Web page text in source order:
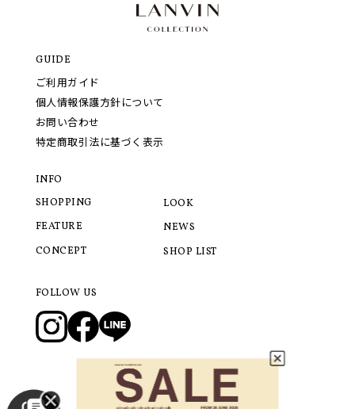
GUIDE
ご利用ガイド
個人情報保護方針について
お問い合わせ
特定商取引法に基づく表示
INFO
SHOPPING
FEATURE
CONCEPT
LOOK
NEWS
SHOP LIST
FOLLOW US